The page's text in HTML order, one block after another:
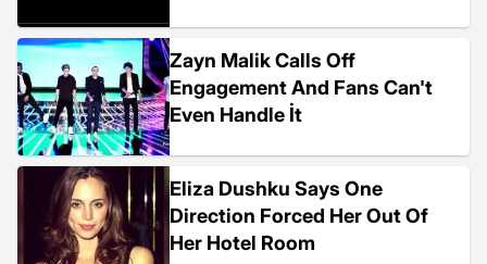
Zayn Malik Calls Off
Engagement And Fans Can't
Even Handle İt
Eliza Dushku Says One
Direction Forced Her Out Of
Her Hotel Room